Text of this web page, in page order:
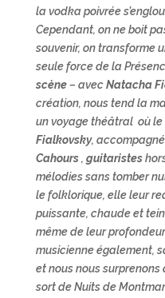
la vodka poivrée
Cependant, on ne boit
souvenir, on transforme
seule force de la
scène– avecNatacha
création, nous tend la
un voyage théâtral où le
Fialkovsky,
Cahours, guitaristes
mélodies sans tomber
le folklorique, elle leur
puissante, chaude et
même de leur
musicienne également,
et nous nous
sort de Nuits de